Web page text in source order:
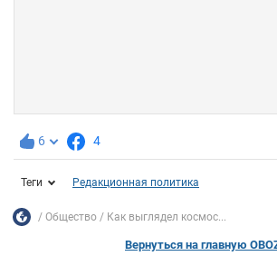
6 4
Теги Редакционная политика
Общество Как выглядел космос...
Вернуться на главную